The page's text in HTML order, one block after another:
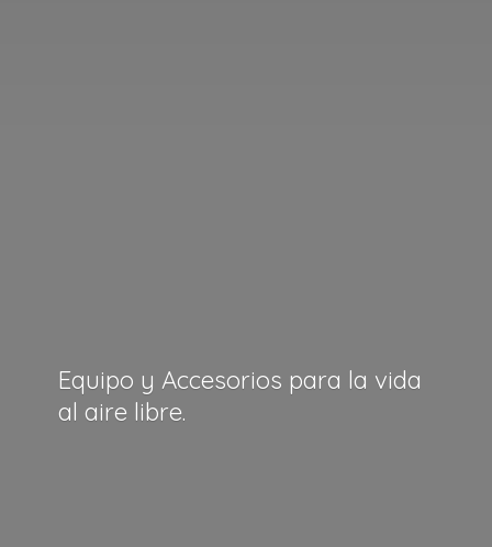
Equipo y Accesorios para la vida
al aire libre.